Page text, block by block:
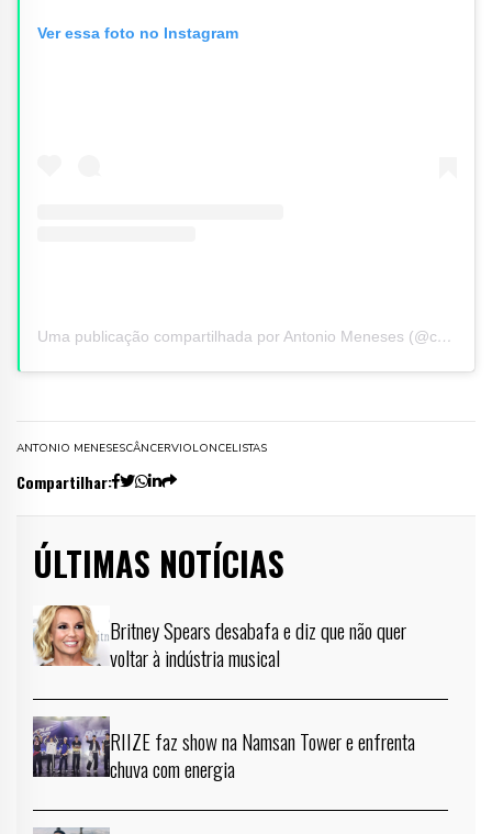
Ver essa foto no Instagram
Uma publicação compartilhada por Antonio Meneses (@cellomeneses)
ANTONIO MENESESCÂNCERVIOLONCELISTAS
Compartilhar:
ÚLTIMAS NOTÍCIAS
Britney Spears desabafa e diz que não quer
voltar à indústria musical
RIIZE faz show na Namsan Tower e enfrenta
chuva com energia